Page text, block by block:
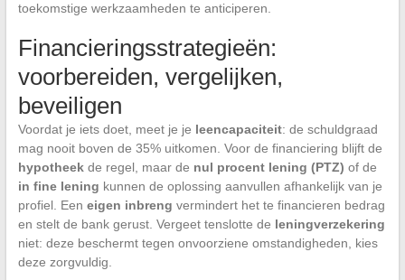
toekomstige werkzaamheden te anticiperen.
Financieringsstrategieën:
voorbereiden, vergelijken,
beveiligen
Voordat je iets doet, meet je je leencapaciteit: de schuldgraad
mag nooit boven de 35% uitkomen. Voor de financiering blijft de
hypotheekde regel, maar de nul procent lening (PTZ) of de
in fine lening kunnen de oplossing aanvullen afhankelijk van je
profiel. Een eigen inbreng vermindert het te financieren bedrag
en stelt de bank gerust. Vergeet tenslotte de leningverzekering
niet: deze beschermt tegen onvoorziene omstandigheden, kies
deze zorgvuldig.